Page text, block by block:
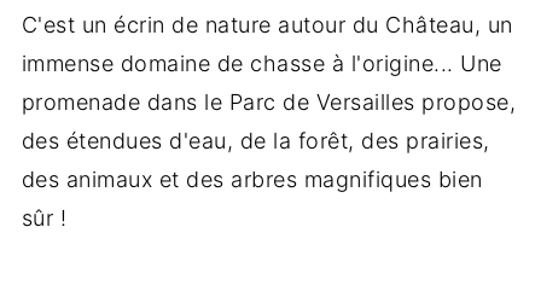
C'est un écrin de nature autour du Château, un
immense domaine de chasse à l'origine... Une
promenade dans le Parc de Versailles propose,
des étendues d'eau, de la forêt, des prairies,
des animaux et des arbres magnifiques bien
sûr !